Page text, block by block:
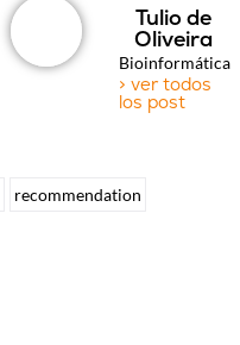
Tulio de
Oliveira
Bioinformática
> ver todos
los post
recommendation